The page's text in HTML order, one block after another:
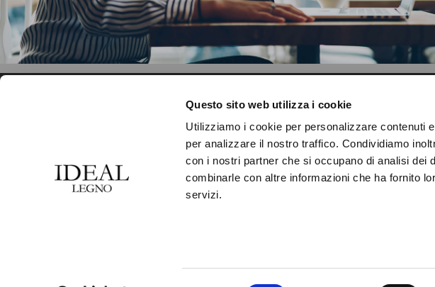
Questo sito web utilizza i cookie
Utilizziamo i cookie per personalizzare contenuti
per analizzare il nostro traffico. Condividiamo
con i nostri partner che si occupano di analisi dei
combinarle con altre informazioni che ha fornito
servizi.
Loc. Premaore
30010 Camponogara
PRODOTTI
COLLEZIONI
FINITURE
FORMATI
AZIENDA
CHI SIAMO
CONTATTI